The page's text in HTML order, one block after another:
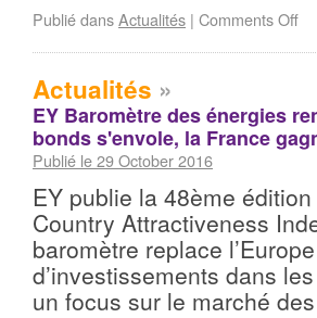
Publié dansActualités | Comments Off
Actualités »
EY Baromètre des énergies
bonds s'envole, la France
Publié le 29 October 2016
EY publie la 48ème
Country Attractiveness
baromètre replace
d’investissements dans
un focus sur le marché